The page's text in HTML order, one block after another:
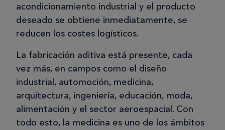
acondicionamiento industrial y el producto
deseado se obtiene inmediatamente, se
reducen los costes logísticos.
La fabricación aditiva está presente, cada
vez más, en campos como el diseño
industrial, automoción, medicina,
arquitectura, ingeniería, educación, moda,
alimentación y el sector aeroespacial. Con
todo esto, la medicina es uno de los ámbitos